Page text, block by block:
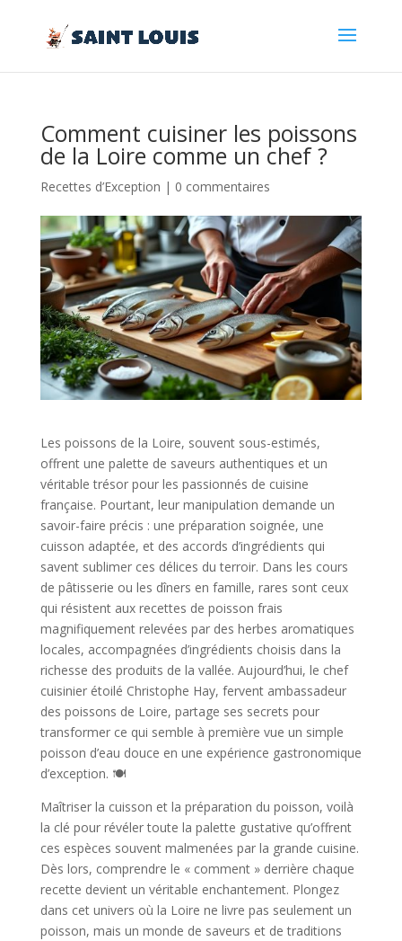
Comment cuisiner les poissons
de la Loire comme un chef ?
Recettes d’Exception | 0 commentaires
Les poissons de la Loire, souvent sous-estimés,
offrent une palette de saveurs authentiques et un
véritable trésor pour les passionnés de cuisine
française. Pourtant, leur manipulation demande un
savoir-faire précis : une préparation soignée, une
cuisson adaptée, et des accords d’ingrédients qui
savent sublimer ces délices du terroir. Dans les cours
de pâtisserie ou les dîners en famille, rares sont ceux
qui résistent aux recettes de poisson frais
magnifiquement relevées par des herbes aromatiques
locales, accompagnées d’ingrédients choisis dans la
richesse des produits de la vallée. Aujourd’hui, le chef
cuisinier étoilé Christophe Hay, fervent ambassadeur
des poissons de Loire, partage ses secrets pour
transformer ce qui semble à première vue un simple
poisson d’eau douce en une expérience gastronomique
d’exception. 🍽️
Maîtriser la cuisson et la préparation du poisson, voilà
la clé pour révéler toute la palette gustative qu’offrent
ces espèces souvent malmenées par la grande cuisine.
Dès lors, comprendre le « comment » derrière chaque
recette devient un véritable enchantement. Plongez
dans cet univers où la Loire ne livre pas seulement un
poisson, mais un monde de saveurs et de traditions